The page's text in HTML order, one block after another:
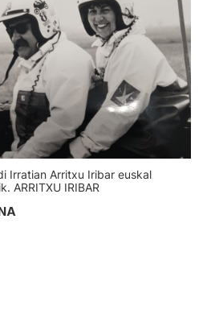
Irratian Arritxu Iribar euskal
ARRITXU IRIBAR